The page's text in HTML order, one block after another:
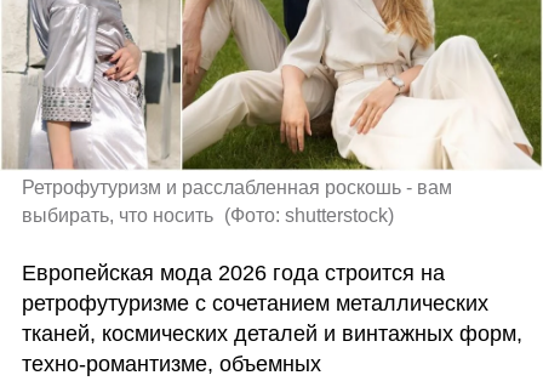
Ретрофутуризм и расслабленная роскошь - вам
выбирать, что носить (Фото: shutterstock)
Европейская мода 2026 года строится на
ретрофутуризме с сочетанием металлических
тканей, космических деталей и винтажных форм,
техно-романтизме, объемных